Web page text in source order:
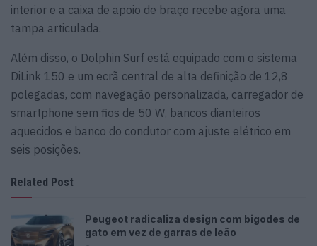
interior e a caixa de apoio de braço recebe agora uma
tampa articulada.
Além disso, o Dolphin Surf está equipado com o sistema
DiLink 150 e um ecrã central de alta definição de 12,8
polegadas, com navegação personalizada, carregador de
smartphone sem fios de 50 W, bancos dianteiros
aquecidos e banco do condutor com ajuste elétrico em
seis posições.
Related Post
Peugeot radicaliza design com bigodes de
gato em vez de garras de leão